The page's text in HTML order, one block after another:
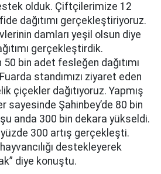
olduk. Çiftçilerimize 12
dağıtımı gerçekleştiriyoruz.
damları yeşil olsun diye
gerçekleştirdik.
bin adet fesleğen dağıtımı
standımızı ziyaret eden
çiçekler dağıtıyoruz. Yapmış
sayesinde Şahinbey’de 80 bin
anda 300 bin dekara yükseldi.
300 artış gerçekleşti.
destekleyerek
diye konuştu.